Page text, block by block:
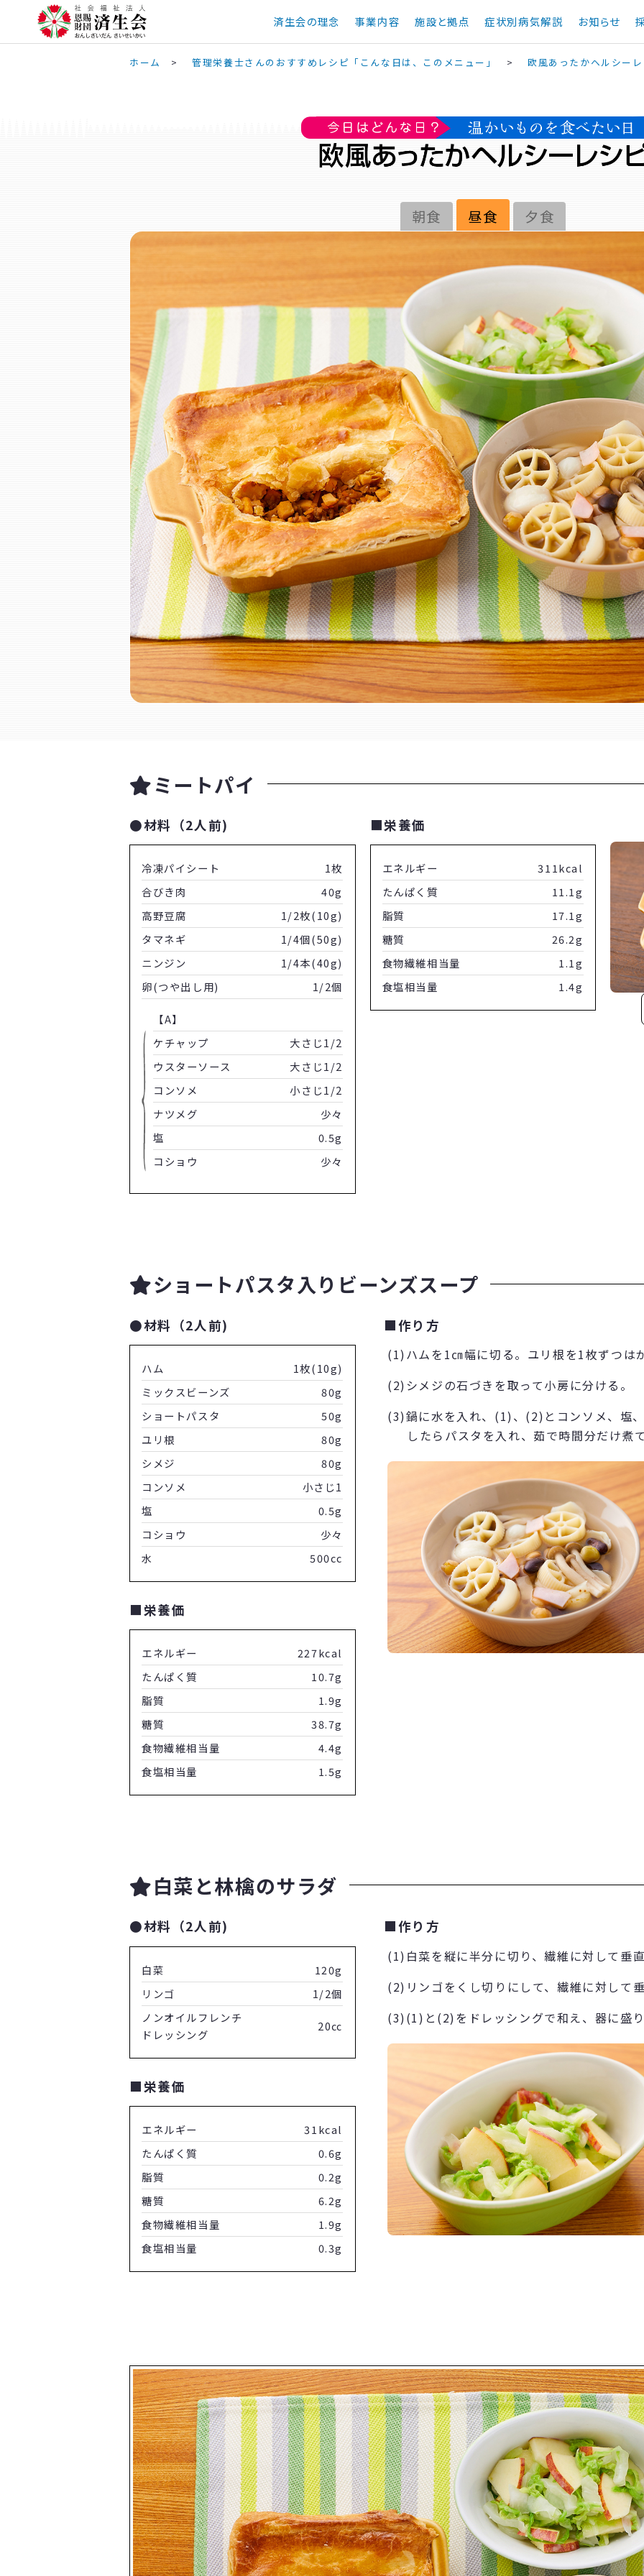
済生会の理念 事業内容 施設と拠点 症状別病気解説 お知らせ
ホーム >管理栄養士さんのおすすめレシピ「こんな日は、このメニュー」 >欧風あったかヘルシー
朝食 昼食 夕食
ミートパイ
●材料（2人前)
冷凍パイシート
1枚
合びき肉
40g
高野豆腐
1/2枚(10g)
タマネギ
1/4個(50g)
ニンジン
1/4本(40g)
卵(つや出し用)
1/2個
【A】
ケチャップ
大さじ1/2
ウスターソース
大さじ1/2
コンソメ
小さじ1/2
ナツメグ
少々
塩
0.5g
コショウ
少々
■栄養価
エネルギー
311kcal
たんぱく質
11.1g
脂質
17.1g
糖質
26.2g
食物繊維相当量
1.1g
食塩相当量
1.4g
ショートパスタ入りビーンズスープ
●材料（2人前)
ハム
1枚(10g)
ミックスビーンズ
80g
ショートパスタ
50g
ユリ根
80g
シメジ
80g
コンソメ
小さじ1
塩
0.5g
コショウ
少々
水
500cc
■栄養価
エネルギー
227kcal
たんぱく質
10.7g
脂質
1.9g
糖質
38.7g
食物繊維相当量
4.4g
食塩相当量
1.5g
■作り方
(1)ハムを1㎝幅に切る。ユリ根を1枚ずつは
(2)シメジの石づきを取って小房に分ける。
(3)鍋に水を入れ、(1)、(2)とコンソメ、塩
したらパスタを入れ、茹で時間分だけ煮
白菜と林檎のサラダ
●材料（2人前)
白菜
120g
リンゴ
1/2個
ノンオイルフレンチ
ドレッシング
20㏄
■栄養価
エネルギー
31kcal
たんぱく質
0.6g
脂質
0.2g
糖質
6.2g
食物繊維相当量
1.9g
食塩相当量
0.3g
■作り方
(1)白菜を縦に半分に切り、繊維に対して垂
(2)リンゴをくし切りにして、繊維に対して
(3)(1)と(2)をドレッシングで和え、器に盛